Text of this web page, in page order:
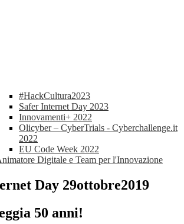
#HackCultura2023
Safer Internet Day 2023
Innovamenti+ 2022
Olicyber – CyberTrials - Cyberchallenge.it
2022
EU Code Week 2022
Digitale e Team per l'Innovazione
Day 29ottobre2019
50 anni!